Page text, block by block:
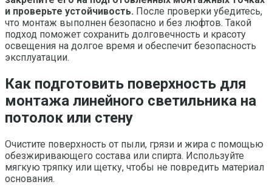
и проверьте устойчивость. После проверки убедитесь,
что монтаж выполнен безопасно и без люфтов. Такой
подход поможет сохранить долговечность и красоту
освещения на долгое время и обеспечит безопасность
эксплуатации.
Как подготовить поверхность для
монтажа линейного светильника на
потолок или стену
Очистите поверхность от пыли, грязи и жира с помощью
обезжиривающего состава или спирта. Используйте
мягкую тряпку или щетку, чтобы не повредить материал
основания.